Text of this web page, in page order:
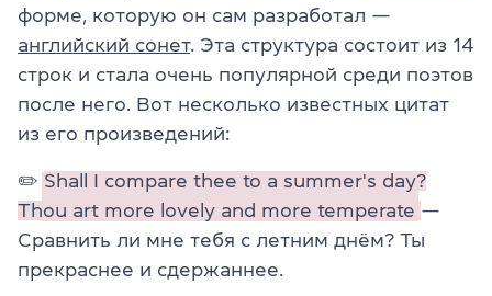
форме, которую он сам разработал —
английский сонет. Эта структура состоит из 14
строк и стала очень популярной среди поэтов
после него. Вот несколько известных цитат
из его произведений:
✏️ Shall I compare thee to a summer's day?
Thou art more lovely and more temperate —
Сравнить ли мне тебя с летним днём? Ты
прекраснее и сдержаннее.